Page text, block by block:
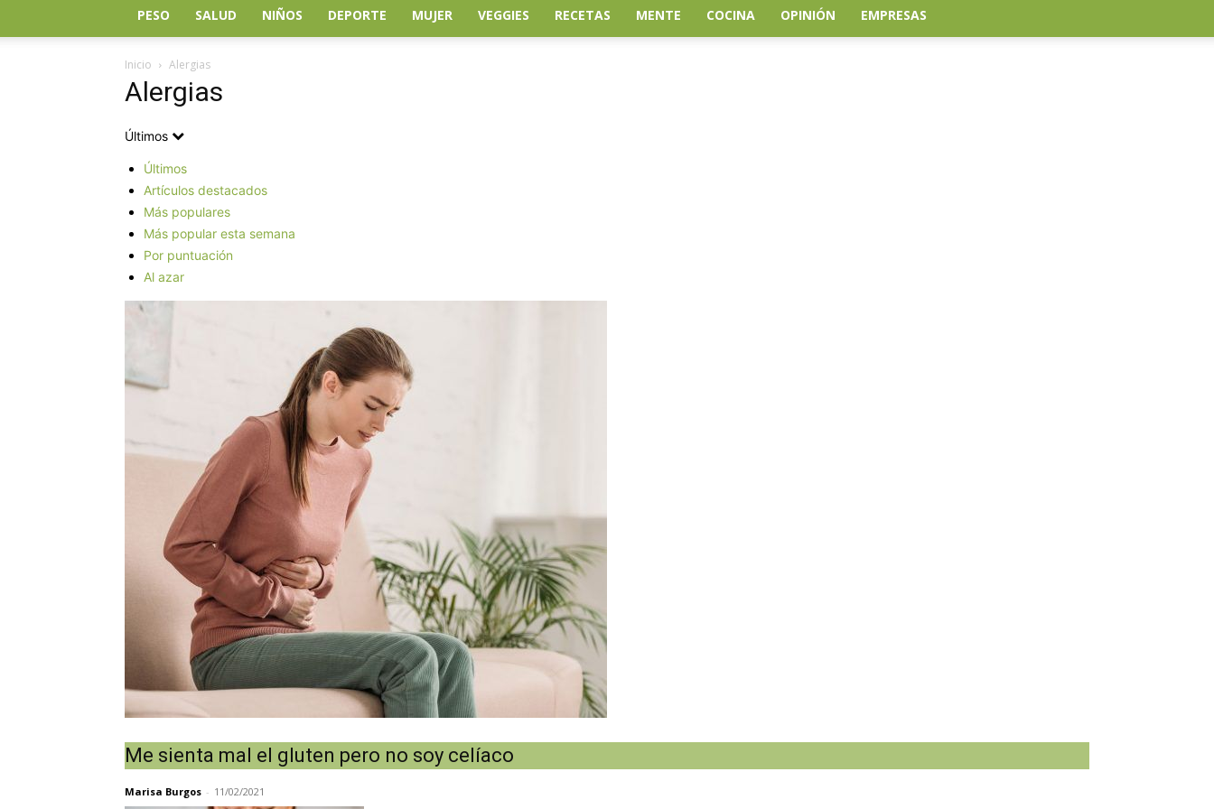
PESO SALUD NIÑOS DEPORTE MUJER VEGGIES RECETAS MENTE COCINA OPINIÓN EMPRESAS
Inicio Alergias
Alergias
Últimos
Últimos
Artículos destacados
Más populares
Más popular esta semana
Por puntuación
Al azar
Me sienta mal el gluten pero no soy celíaco
Marisa Burgos - 11/02/2021